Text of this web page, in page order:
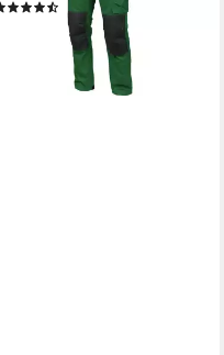
(2)
ab 86,81 €
lieferbar - in 3-4 Werktagen bei dir